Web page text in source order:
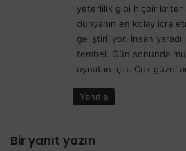
k
i
:
yeterlilik gibi hiçbir kriter
dünyanın en kolay icra
geliştiriliyor. İnsan
tembel. Gün sonunda
oynatan için. Çok güzel
Yanıtla
Bir yanıt yazın